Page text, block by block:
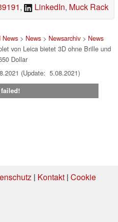
, LinkedIn, Muck Rack
News> News> Newsarchiv> News
von Leica bietet 3D ohne Brille und
Dollar
(Update: 5.08.2021)
| Kontakt| Cookie